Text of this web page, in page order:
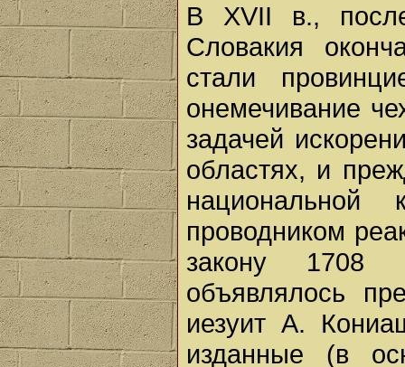
В XVII в.,
Словакия
стали
онемечивание
задачей
областях, и
проводником
закону 1708
объявлялось
иезуит А.
изданные (в